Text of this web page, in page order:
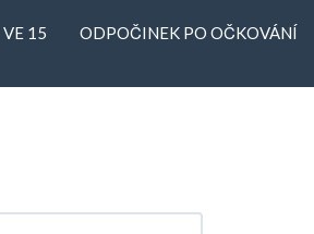
15 ODPOČINEK PO OČKOVÁNÍ